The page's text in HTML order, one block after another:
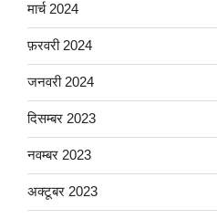
मार्च 2024
फ़रवरी 2024
जनवरी 2024
दिसम्बर 2023
नवम्बर 2023
अक्टूबर 2023